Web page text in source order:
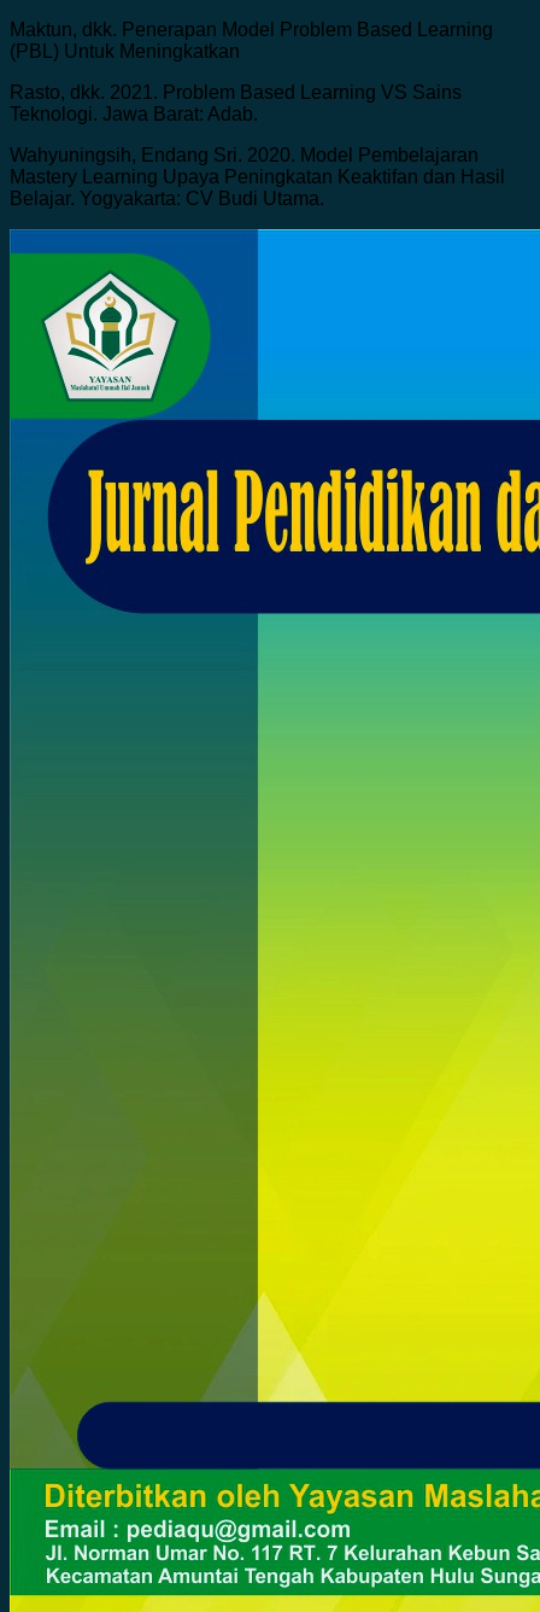
Maktun, dkk. Penerapan Model Problem Based Learning
(PBL) Untuk Meningkatkan
Rasto, dkk. 2021. Problem Based Learning VS Sains
Teknologi. Jawa Barat: Adab.
Wahyuningsih, Endang Sri. 2020. Model Pembelajaran
Mastery Learning Upaya Peningkatan Keaktifan dan Hasil
Belajar. Yogyakarta: CV Budi Utama.